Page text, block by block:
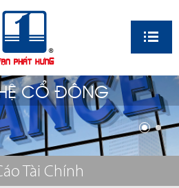
CỔ ĐÔNG
Tài Chính